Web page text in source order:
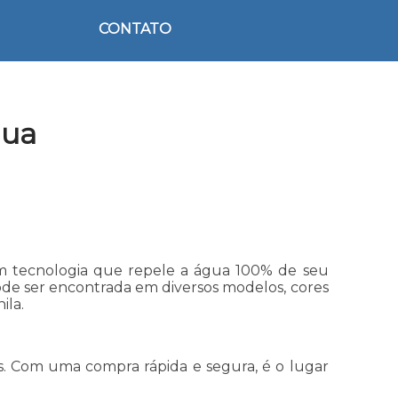
CONTATO
tecnologia que repele a água 100% de seu
ser encontrada em diversos modelos, cores
Com uma compra rápida e segura, é o lugar